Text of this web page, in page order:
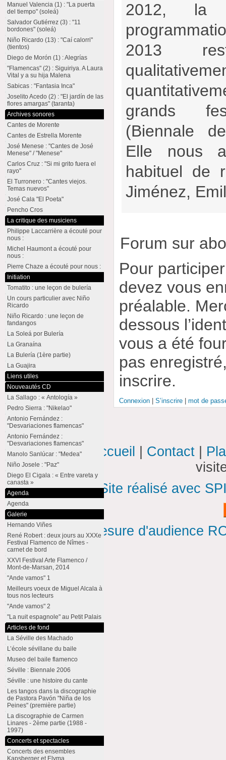
2012, la
2013
grands
(Biennale
Elle nous
habituel de
Jiménez,
Forum sur
Pour
devez vous
préalable.
dessous
vous a été
pas
inscrire.
Connexion |S’inscrire |mot de
Manuel Valencia (1) : "La puerta
del tiempo" (soleá)
Salvador Gutiérrez (3) : "11
bordones" (soleá)
Niño Ricardo (13) : "Caí calorri"
(tientos)
Diego de Morón (1) : Alegrías
"Flamencas" (2) : Siguiriya. A Laura
Vital y a su hija Malena
Sabicas : "Fantasia Inca"
Joselito Acedo (2) : "El jardín de las
flores amargas" (taranta)
Archives sonores
Cantes de Morente
Cantes de Estrella Morente
José Menese : "Cantes de José
Menese" / "Menese"
Carlos Cruz : "Si mi grito fuera el
rayo"
El Turronero : "Cantes viejos.
Temas nuevos"
José Cala "El Poeta"
Pencho Cros
La critique des musiciens
Philippe Laccarrière a écouté pour
nous :
Michel Haumont a écouté pour
nous :
Pierre Chaze a écouté pour nous :
Initiation
Tomatito : une leçon de bulería
Un cours particulier avec Niño
Ricardo
Niño Ricardo : une leçon de
fandangos
La Soleá por Bulería
La Granaína
La Bulería (1ère partie)
La Guajira
Liens utiles
Nouveautés CD
La Sallago : « Antología »
Pedro Sierra : "Nikelao"
Antonio Fernández :
"Desvariaciones flamencas"
Antonio Fernández :
"Desvariaciones flamencas"
Manolo Sanlúcar : "Medea"
Niño Josele : "Paz"
Diego El Cigala : « Entre vareta y
canasta »
Agenda
Agenda
Galerie
Hernando Viñes
René Robert : deux jours au XXXe
Festival Flamenco de Nîmes -
carnet de bord
XXVI Festival Arte Flamenco /
Mont-de-Marsan, 2014
"Ande vamos" 1
Meilleurs voeux de Miguel Alcala à
tous nos lecteurs
"Ande vamos" 2
"La nuit espagnole" au Petit Palais
Articles de fond
La Séville des Machado
L’école sévillane du baile
Museo del baile flamenco
Séville : Biennale 2006
Séville : une histoire du cante
Les tangos dans la discographie
de Pastora Pavón "Niña de los
Peines" (première partie)
La discographie de Carmen
Linares - 2ème partie (1988 -
1997)
Concerts et spectacles
Concerts des ensembles
Kapsberger et Elyma
Accueil Contact
Site réalisé avec
Mesure d'audience